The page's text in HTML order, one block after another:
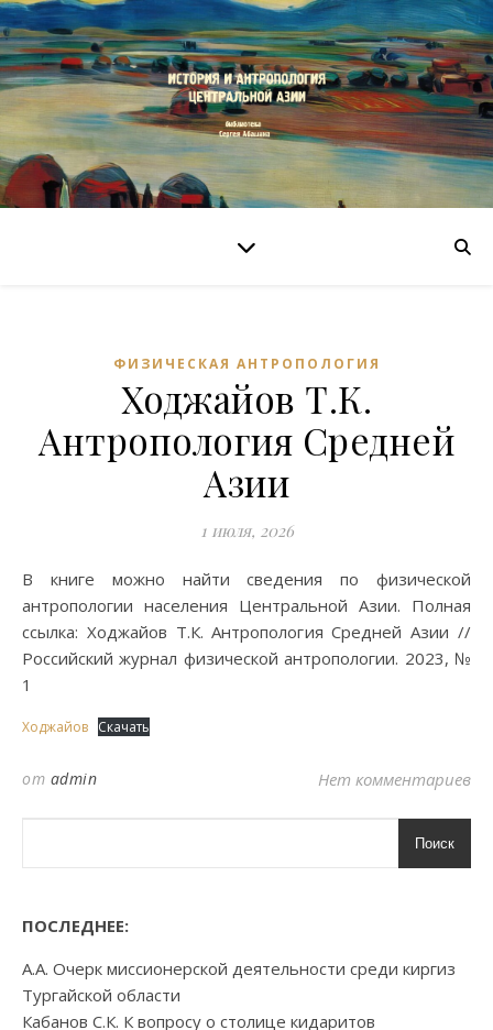
ФИЗИЧЕСКАЯ АНТРОПОЛОГИЯ
Ходжайов Т.К.
Антропология Средней
Азии
1 июля, 2026
В книге можно найти сведения по физической
антропологии населения Центральной Азии. Полная
ссылка: Ходжайов Т.К. Антропология Средней Азии //
Российский журнал физической антропологии. 2023, №
1
Ходжайов Скачать
от admin Нет комментариев
Поиск
ПОСЛЕДНЕЕ:
А.А. Очерк миссионерской деятельности среди киргиз
Тургайской области
Кабанов С.К. К вопросу о столице кидаритов